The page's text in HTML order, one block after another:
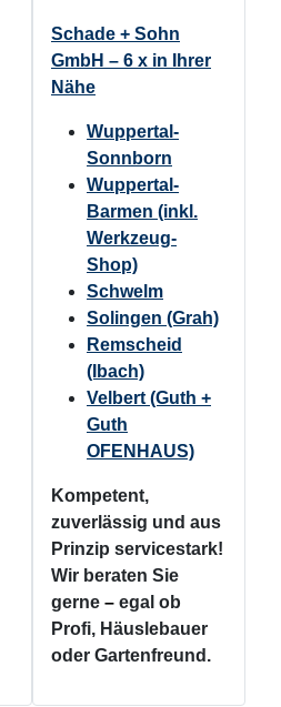
Schade + Sohn
GmbH – 6 x in Ihrer
Nähe
Wuppertal-
Sonnborn
Wuppertal-
Barmen (inkl.
Werkzeug-
Shop)
Schwelm
Solingen (Grah)
Remscheid
(Ibach)
Velbert (Guth +
Guth
OFENHAUS)
Kompetent,
zuverlässig und aus
Prinzip servicestark!
Wir beraten Sie
gerne – egal ob
Profi, Häuslebauer
oder Gartenfreund.